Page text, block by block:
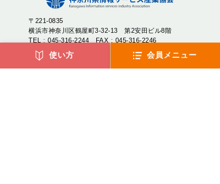
〒221-0835
横浜市神奈川区鶴屋町3-32-13 第2安田ビル8階
TEL : 045-316-2244 FAX : 045-316-2246
神奈川県情報サービス産業協会（神情協・しんじょうきょ
使い方 会員メニュー